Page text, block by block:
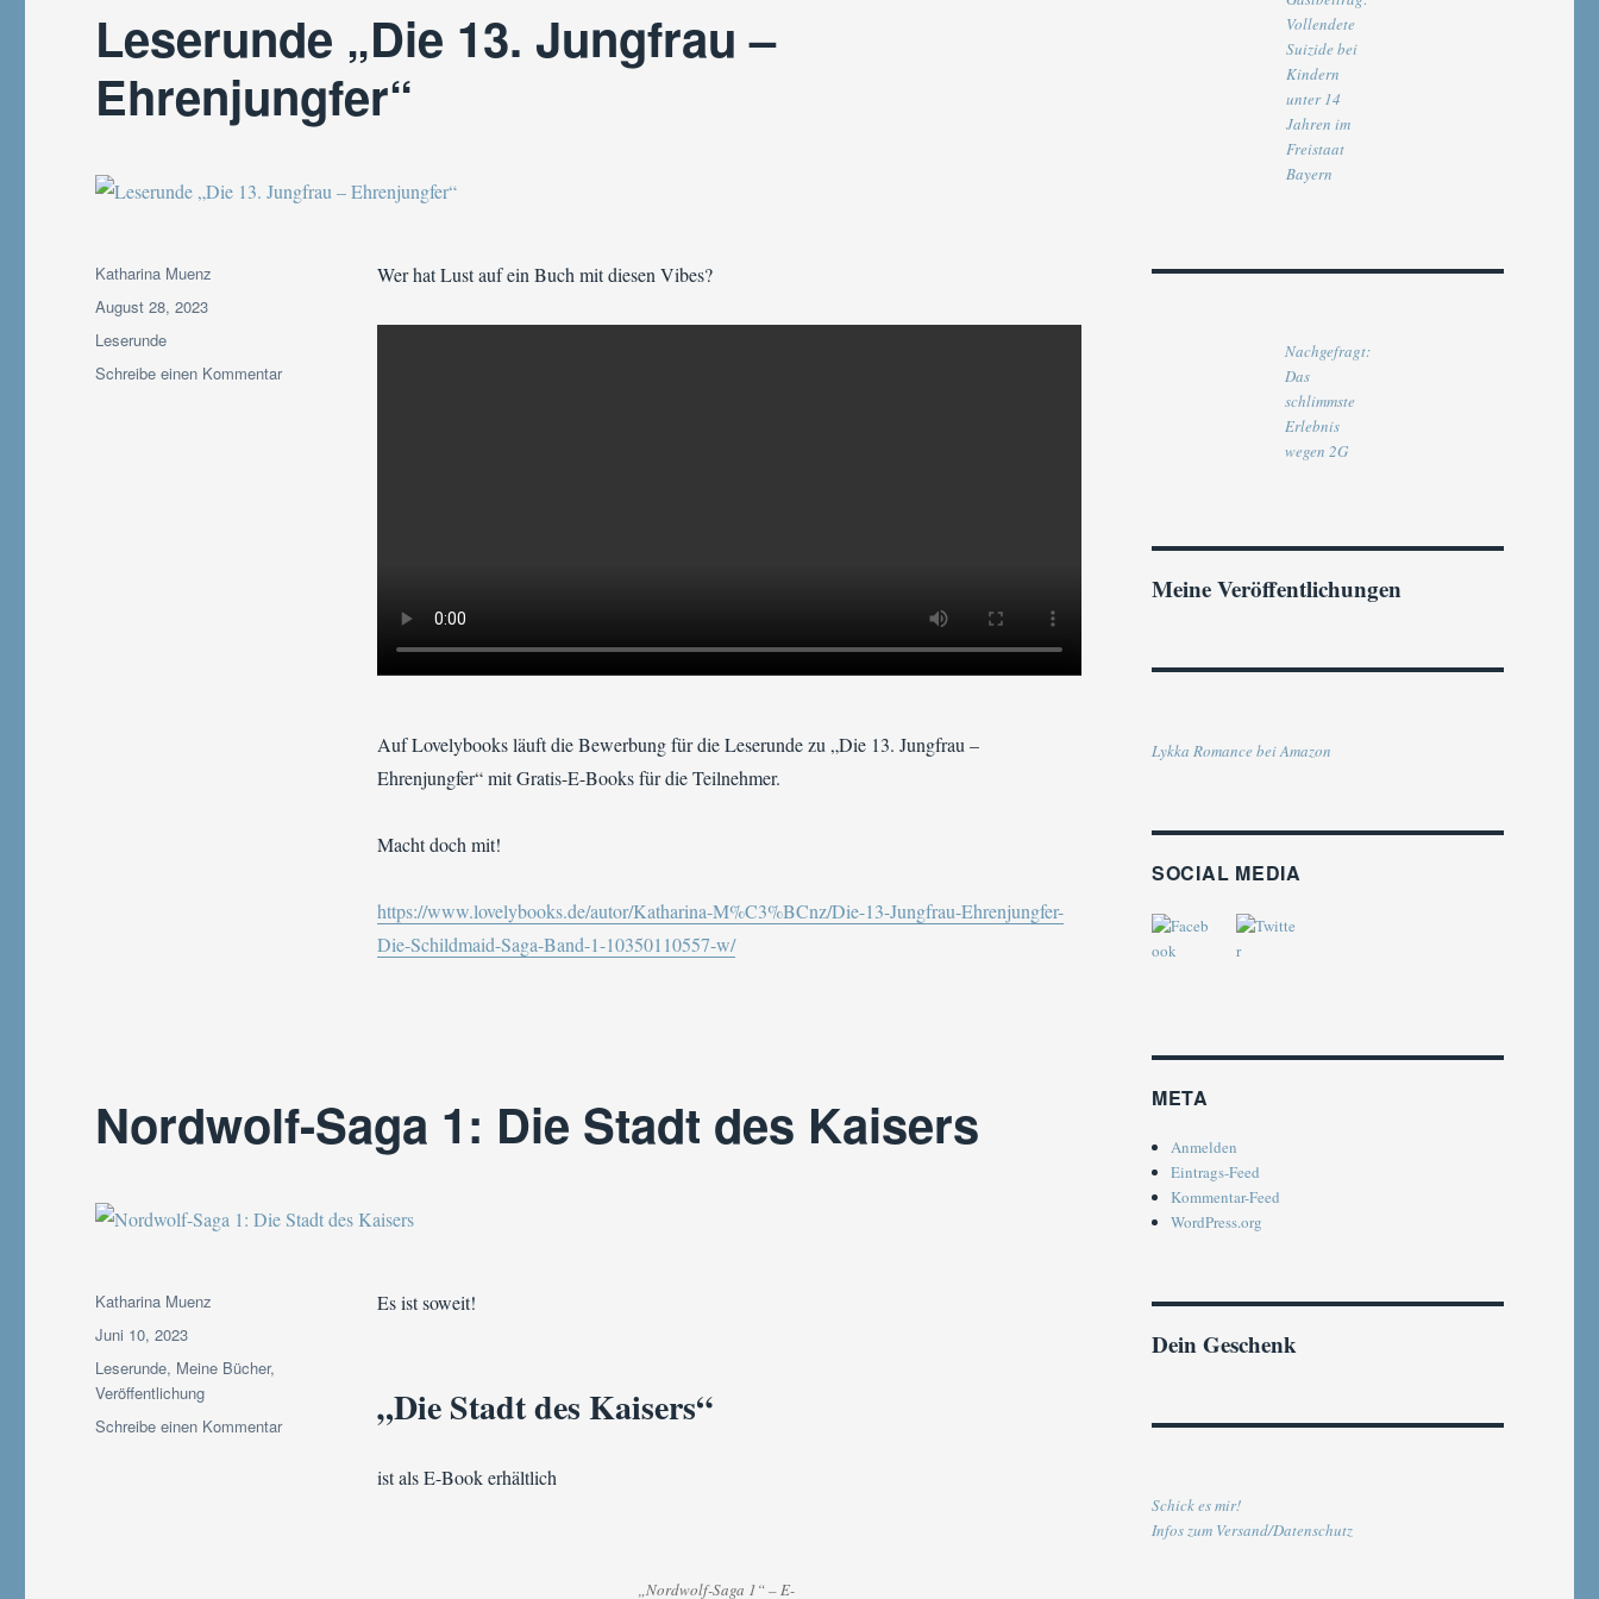
Leserunde „Die 13. Jungfrau –
Ehrenjungfer“
Wer hat Lust auf ein Buch mit diesen Vibes?
Auf Lovelybooks läuft die Bewerbung für die Leserunde zu „Die 13. Jungfrau –
Ehrenjungfer“ mit Gratis-E-Books für die Teilnehmer.
Macht doch mit!
https://www.lovelybooks.de/autor/Katharina-M%C3%BCnz/Die-13-Jungfrau-Ehrenjungfer-
Die-Schildmaid-Saga-Band-1-10350110557-w/
Autor
Katharina Muenz
Veröffentlicht
am
August 28, 2023
Kategorien
Leserunde
Schreibe einen Kommentarzu
Nordwolf-Saga 1: Die Stadt des Kaisers
Es ist soweit!
„Die Stadt des Kaisers“
ist als E-Book erhältlich
„Nordwolf-Saga 1“ – E-
Autor
Katharina Muenz
Veröffentlicht
am
Juni 10, 2023
Kategorien
Leserunde, Meine Bücher,
Veröffentlichung
Schreibe einen Kommentarzu
Vollendete
Suizide bei
Kindern
unter 14
Jahren im
Freistaat
Bayern
Nachgefragt:
Das
schlimmste
Erlebnis
wegen 2G
Meine Veröffentlichungen
Lykka Romance bei Amazon
SOCIAL MEDIA
META
Anmelden
Eintrags-Feed
Kommentar-Feed
WordPress.org
Dein Geschenk
Schick es mir!
Infos zum Versand/Datenschutz